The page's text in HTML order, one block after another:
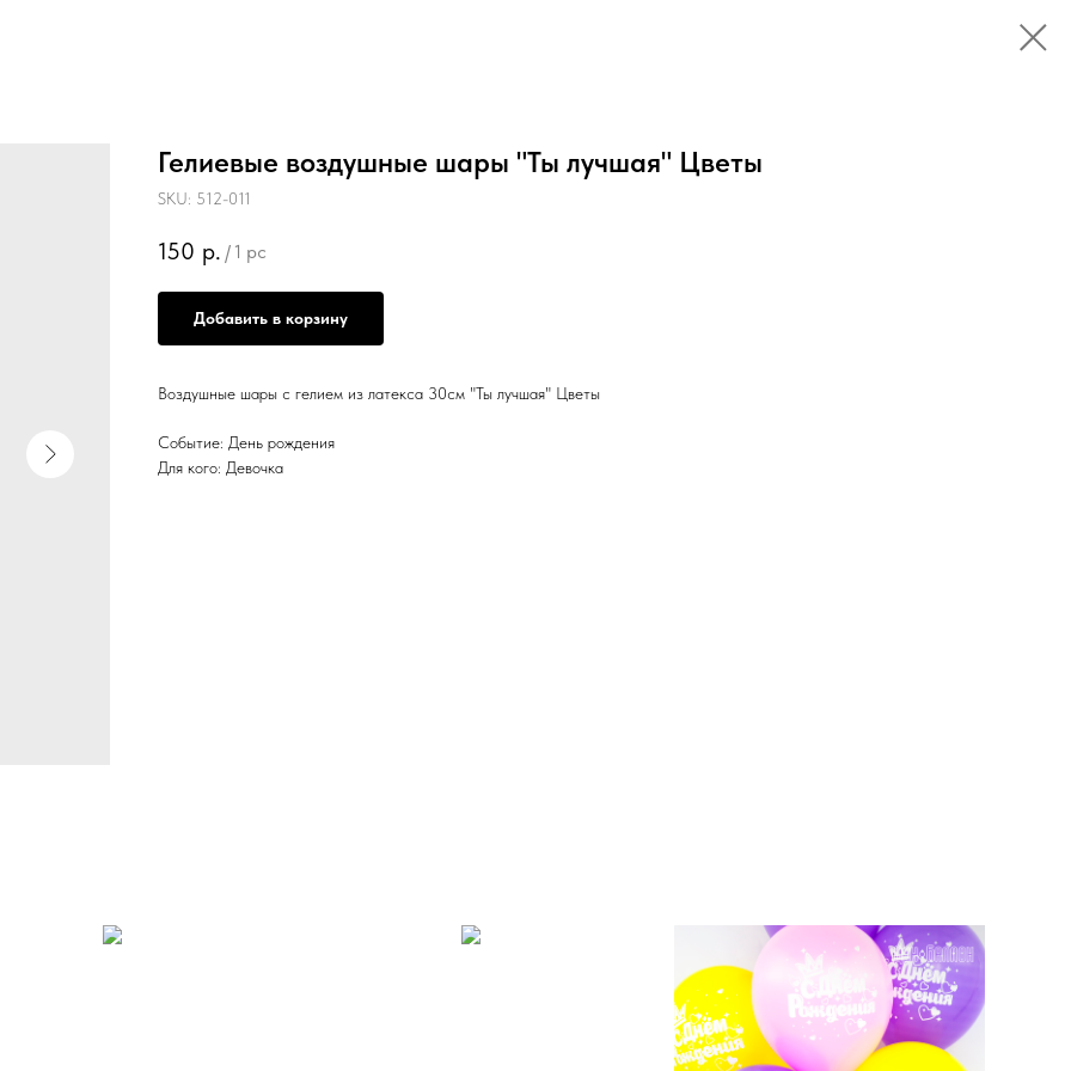
Гелиевые воздушные шары "Ты лучшая" Цветы
SKU: 512-011
150 р. / 1 pc
Добавить в корзину
Воздушные шары с гелием из латекса 30см "Ты лучшая" Цветы
Событие: День рождения
Для кого: Девочка